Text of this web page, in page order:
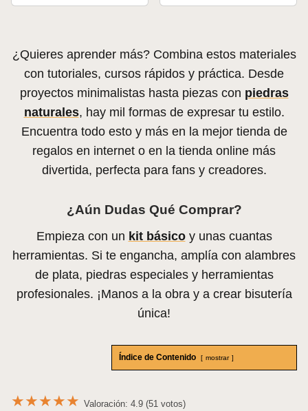
Cierres Collares para
Accesorios para Hacer
¿Quieres aprender más? Combina estos materiales
con tutoriales, cursos rápidos y práctica. Desde
proyectos minimalistas hasta piezas con piedras
naturales, hay mil formas de expresar tu estilo.
Encuentra todo esto y más en la mejor tienda de
regalos en internet o en la tienda online más
divertida, perfecta para fans y creadores.
¿Aún Dudas Qué Comprar?
Empieza con un kit básicoy unas cuantas
herramientas. Si te engancha, amplía con alambres
de plata, piedras especiales y herramientas
profesionales. ¡Manos a la obra y a crear bisutería
única!
Índice de Contenido mostrar
★★★★★ Valoración: 4.9 (51 votos)